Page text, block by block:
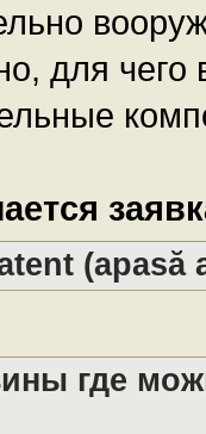
для чего
(apasă
где